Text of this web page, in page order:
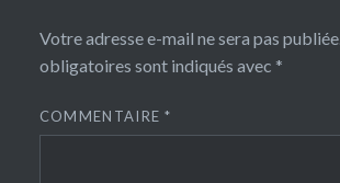
Votre adresse e-mail ne sera pas publiée.
obligatoires sont indiqués avec *
COMMENTAIRE*